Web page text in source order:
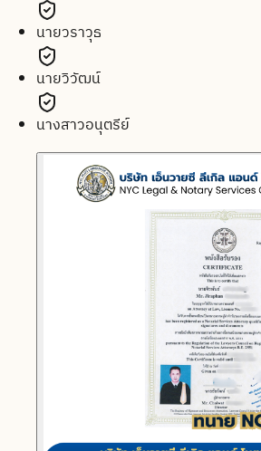
นายวราวุธ
นายวิวัฒน์
นางสาวอนุตรีย์